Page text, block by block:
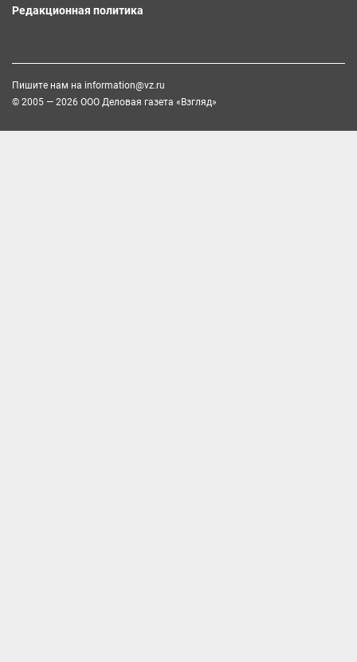
Редакционная политика
Пишите нам на information@vz.ru
© 2005 — 2026 ООО Деловая газета «Взгляд»